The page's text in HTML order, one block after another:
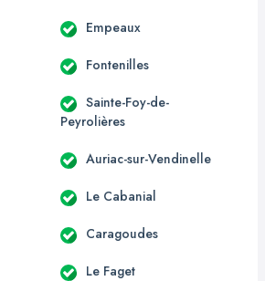
Empeaux
Fontenilles
Sainte-Foy-de-
Peyrolières
Auriac-sur-Vendinelle
Le Cabanial
Caragoudes
Le Faget